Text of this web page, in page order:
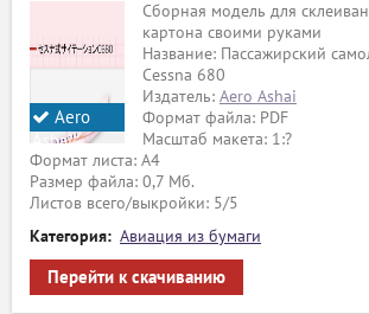
Aero
Ashai
Сборная модель для
картона своими руками
Название: Пассажирский
Cessna 680
Издатель: Aero Ashai
Формат файла: PDF
Масштаб макета: 1:?
Формат листа: А4
Размер файла: 0,7 Мб.
Листов всего/выкройки: 5/5
Категория: Авиация из бумаги
Перейти к скачиванию